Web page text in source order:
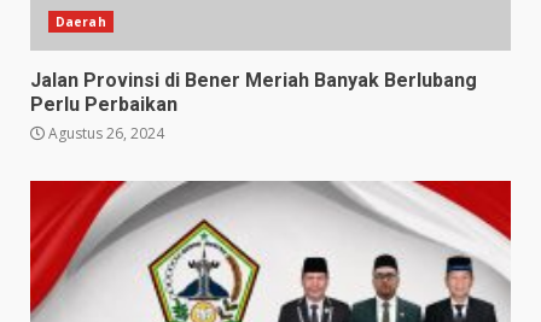
Daerah
Jalan Provinsi di Bener Meriah Banyak Berlubang
Perlu Perbaikan
Agustus 26, 2024